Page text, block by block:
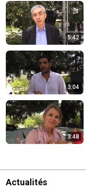
5:42
3:04
3:48
Actualités